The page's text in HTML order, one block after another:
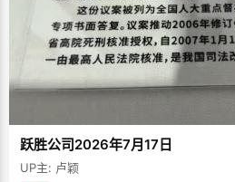
跃胜公司2026年7月17日
UP主: 卢颖